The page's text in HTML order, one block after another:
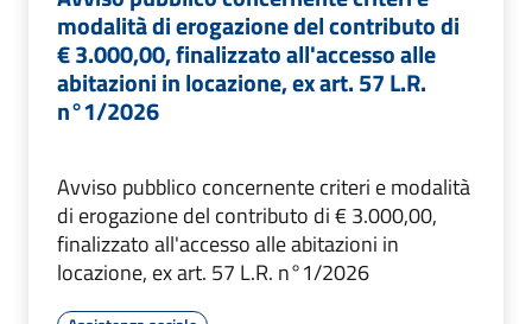
modalità di erogazione del contributo di
€ 3.000,00, finalizzato all'accesso alle
abitazioni in locazione, ex art. 57 L.R.
n°1/2026
Avviso pubblico concernente criteri e modalità
di erogazione del contributo di € 3.000,00,
finalizzato all'accesso alle abitazioni in
locazione, ex art. 57 L.R. n°1/2026